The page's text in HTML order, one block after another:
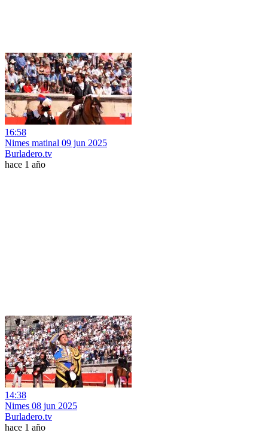
16:58
Nimes matinal 09 jun 2025
Burladero.tv
hace 1 año
14:38
Nimes 08 jun 2025
Burladero.tv
hace 1 año